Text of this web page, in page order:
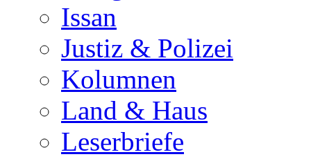
Issan
Justiz & Polizei
Kolumnen
Land & Haus
Leserbriefe